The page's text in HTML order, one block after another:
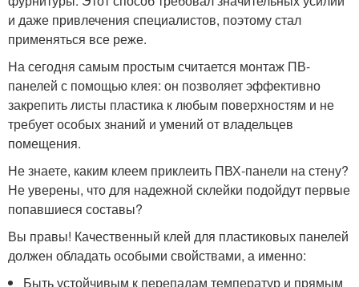
и даже привлечения специалистов, поэтому стал
применяться все реже.
На сегодня самым простым считается монтаж ПВ-
панелей с помощью клея: он позволяет эффективно
закрепить листы пластика к любым поверхностям и не
требует особых знаний и умений от владельцев
помещения.
Не знаете, каким клеем приклеить ПВХ-панели на стену?
Не уверены, что для надежной склейки подойдут первые
попавшиеся составы?
Вы правы! Качественный клей для пластиковых панелей
должен обладать особыми свойствами, а именно:
Быть устойчивым к перепадам температур и прямым